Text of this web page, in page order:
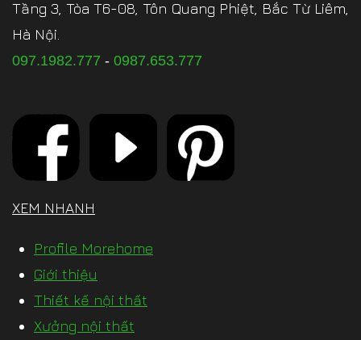
Tầng 3, Tòa T6-08, Tôn Quang Phiệt, Bắc Từ Liêm,
Hà Nội.
097.1982.777 - 0987.653.777
XEM NHANH
Profile Morehome
Giới thiệu
Thiết kế nội thất
Xưởng nội thất